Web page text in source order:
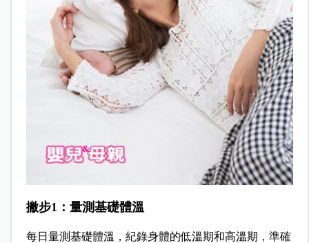
撇步1：量測基礎體溫
每日量測基礎體溫，紀錄身體的低溫期和高溫期，準確